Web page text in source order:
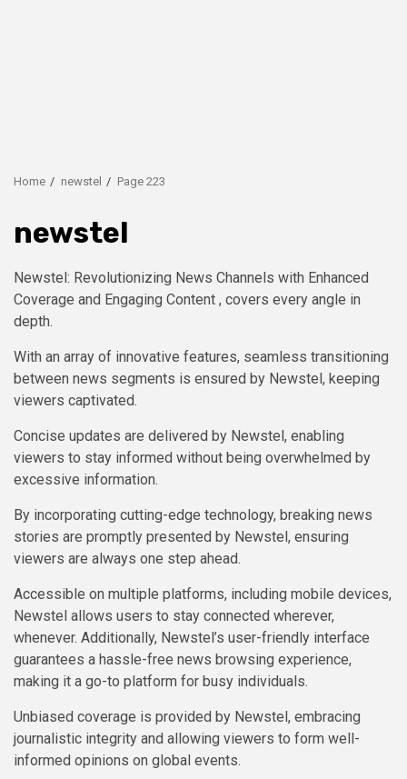
Home newstel Page 223
newstel
Newstel: Revolutionizing News Channels with Enhanced
Coverage and Engaging Content , covers every angle in
depth.
With an array of innovative features, seamless transitioning
between news segments is ensured by Newstel, keeping
viewers captivated.
Concise updates are delivered by Newstel, enabling
viewers to stay informed without being overwhelmed by
excessive information.
By incorporating cutting-edge technology, breaking news
stories are promptly presented by Newstel, ensuring
viewers are always one step ahead.
Accessible on multiple platforms, including mobile devices,
Newstel allows users to stay connected wherever,
whenever. Additionally, Newstel’s user-friendly interface
guarantees a hassle-free news browsing experience,
making it a go-to platform for busy individuals.
Unbiased coverage is provided by Newstel, embracing
journalistic integrity and allowing viewers to form well-
informed opinions on global events.